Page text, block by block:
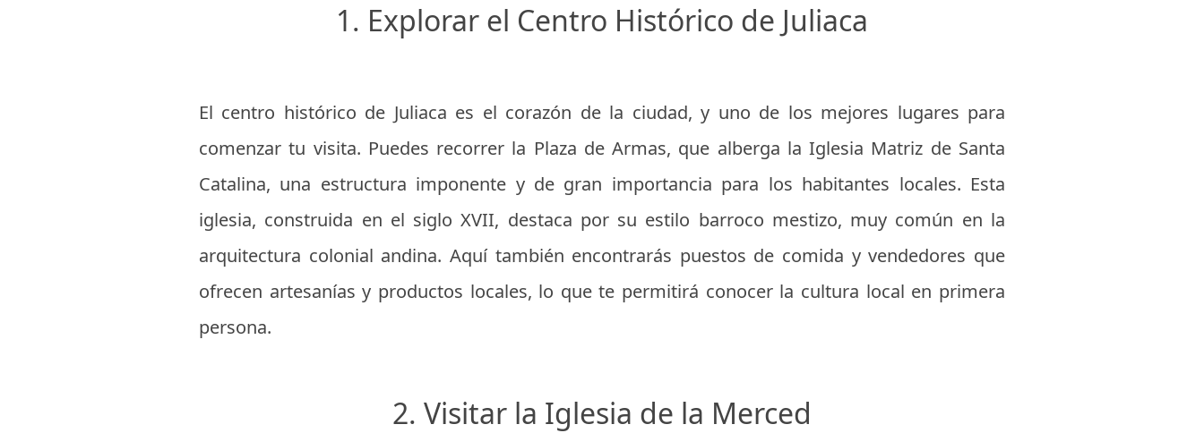
1. Explorar el Centro Histórico de Juliaca
El centro histórico de Juliaca es el corazón de la ciudad, y uno de los mejores lugares para
comenzar tu visita. Puedes recorrer la Plaza de Armas, que alberga la Iglesia Matriz de Santa
Catalina, una estructura imponente y de gran importancia para los habitantes locales. Esta
iglesia, construida en el siglo XVII, destaca por su estilo barroco mestizo, muy común en la
arquitectura colonial andina. Aquí también encontrarás puestos de comida y vendedores que
ofrecen artesanías y productos locales, lo que te permitirá conocer la cultura local en primera
persona.
2. Visitar la Iglesia de la Merced